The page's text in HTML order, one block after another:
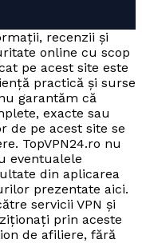
recenzii și
online cu scop
pe acest site este
practică și surse
garantăm că
exacte sau
de pe acest site se
TopVPN24.ro nu
eventualele
din aplicarea
prezentate aici.
servicii VPN și
prin aceste
de afiliere, fără